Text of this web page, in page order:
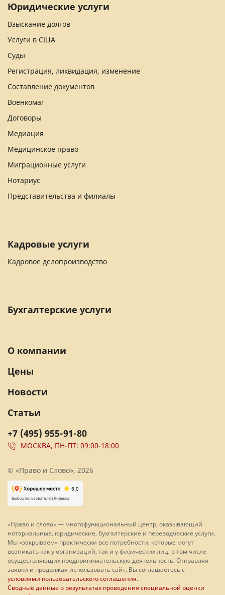
Юридические услуги
Взыскание долгов
Услуги в США
Суды
Регистрация, ликвидация, изменение
Составление документов
Военкомат
Договоры
Медиация
Медицинское право
Миграционные услуги
Нотариус
Представительства и филиалы
Кадровые услуги
Кадровое делопроизводство
Бухгалтерские услуги
+7 (495) 955-91-80
МОСКВА, ПН-ПТ: 09:00-18:00
О компании
Цены
Новости
Статьи
© «Право и Слово», 2026
«Право и слово» — многофункциональный центр, оказывающий
нотариальные, юридические, бухгалтерские и переводческие услуги.
Мы «закрываем» практически все потребности, которые могут
возникать как у организаций, так и у физических лиц, в том числе
осуществляющих предпринимательскую деятельность. Отправляя
заявки и продолжая использовать сайт, Вы соглашаетесь с
условиями пользовательского соглашения.
Сводные данные о результатах проведения специальной оценки